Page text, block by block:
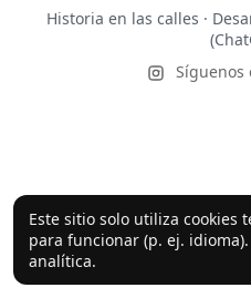
Este sitio solo utiliza cookies
para funcionar (p. ej.
analítica.
Historia en las calles ·
Síguenos